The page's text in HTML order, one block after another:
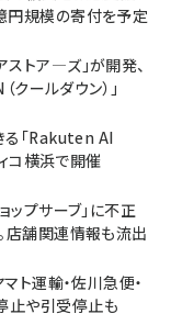
円規模の寄付を予定
トア―ズ」が開発、
クールダウン）」
る「Rakuten AI
コ横浜で開催
ップサーブ」に不正
店舗関連情報も流出
ト運輸・佐川急便・
止や引受停止も